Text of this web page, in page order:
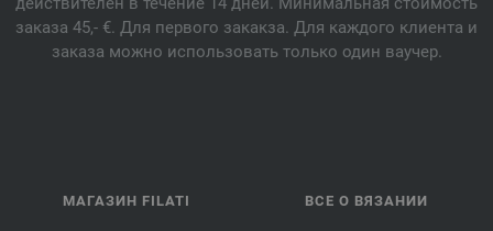
заказа 45,- €. Для первого закакза. Для каждого клиента и
заказа можно использовать только один ваучер.
МАГАЗИН FILATI ВСЕ О ВЯЗАНИИ